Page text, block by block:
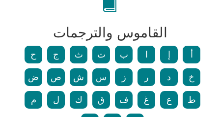
القاموس والترجمات
ب ت ث ج ح
خ د ر ز س ش ص ض
ط ع غ ف ق ك ل م